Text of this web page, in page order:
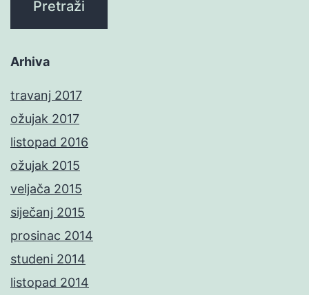
Arhiva
travanj 2017
ožujak 2017
listopad 2016
ožujak 2015
veljača 2015
siječanj 2015
prosinac 2014
studeni 2014
listopad 2014